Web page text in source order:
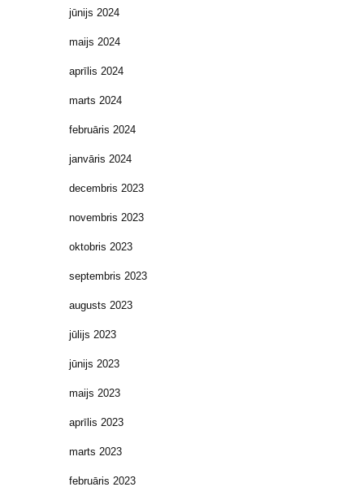
jūnijs 2024
maijs 2024
aprīlis 2024
marts 2024
februāris 2024
janvāris 2024
decembris 2023
novembris 2023
oktobris 2023
septembris 2023
augusts 2023
jūlijs 2023
jūnijs 2023
maijs 2023
aprīlis 2023
marts 2023
februāris 2023